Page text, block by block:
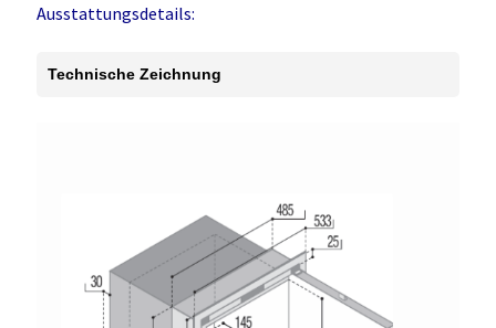
Ausstattungsdetails:
Technische Zeichnung